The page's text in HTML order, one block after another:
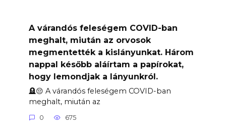
A várandós feleségem COVID-ban
meghalt, miután az orvosok
megmentették a kislányunkat. Három
nappal később aláírtam a papírokat,
hogy lemondjak a lányunkról.
🪦😔 A várandós feleségem COVID-ban
meghalt, miután az
0 675